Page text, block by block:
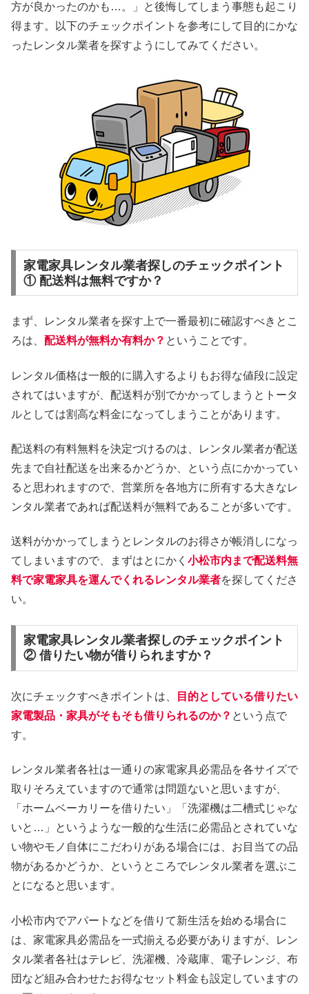
方が良かったのかも…。」と後悔してしまう事態も起こり
得ます。以下のチェックポイントを参考にして目的にかな
ったレンタル業者を探すようにしてみてください。
家電家具レンタル業者探しのチェックポイント
① 配送料は無料ですか？
まず、レンタル業者を探す上で一番最初に確認すべきとこ
ろは、 配送料が無料か有料か？ ということです。
レンタル価格は一般的に購入するよりもお得な値段に設定
されてはいますが、配送料が別でかかってしまうとトータ
ルとしては割高な料金になってしまうことがあります。
配送料の有料無料を決定づけるのは、レンタル業者が配送
先まで自社配送を出来るかどうか、という点にかかってい
ると思われますので、営業所を各地方に所有する大きなレ
ンタル業者であれば配送料が無料であることが多いです。
送料がかかってしまうとレンタルのお得さが帳消しになっ
てしまいますので、まずはとにかく 小松市内まで配送料無
料で家電家具を運んでくれるレンタル業者を探してくださ
い。
家電家具レンタル業者探しのチェックポイント
② 借りたい物が借りられますか？
次にチェックすべきポイントは、
目的としている借りたい
家電製品・家具がそもそも借りられるのか？ という点で
す。
レンタル業者各社は一通りの家電家具必需品を各サイズで
取りそろえていますので通常は問題ないと思いますが、
「ホームベーカリーを借りたい」「洗濯機は二槽式じゃな
いと…」というような一般的な生活に必需品とされていな
い物やモノ自体にこだわりがある場合には、お目当ての品
物があるかどうか、というところでレンタル業者を選ぶこ
とになると思います。
小松市内でアパートなどを借りて新生活を始める場合に
は、家電家具必需品を一式揃える必要がありますが、レン
タル業者各社はテレビ、洗濯機、冷蔵庫、電子レンジ、布
団など組み合わせたお得なセット料金も設定していますの